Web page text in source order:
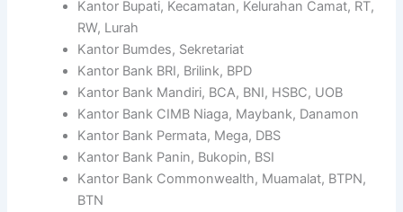
Kantor Bupati, Kecamatan, Kelurahan Camat, RT,
RW, Lurah
Kantor Bumdes, Sekretariat
Kantor Bank BRI, Brilink, BPD
Kantor Bank Mandiri, BCA, BNI, HSBC, UOB
Kantor Bank CIMB Niaga, Maybank, Danamon
Kantor Bank Permata, Mega, DBS
Kantor Bank Panin, Bukopin, BSI
Kantor Bank Commonwealth, Muamalat, BTPN,
BTN